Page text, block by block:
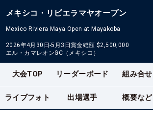
メキシコ・リビエラマヤオープン
Mexico Riviera Maya Open at Mayakoba
2026年4月30日-5月3日賞金総額 $2,500,000
エル・カマレオンGC（メキシコ）
大会TOP リーダーボード 組み合せ
ライブフォト 出場選手 概要など